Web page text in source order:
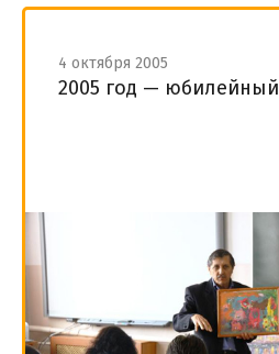
4 октября 2005
2005 год — юбилейный